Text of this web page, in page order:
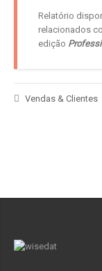
Relatório
relacionados
edição
Vendas & Clientes